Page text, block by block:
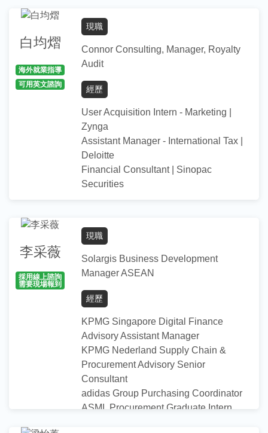
協助學生釐清職涯相關之興趣與目標
履歷表寫作指導與修改
英語面試、英文履歷諮詢
協助學生了解產業發展與職場文化
面試技巧指導與模擬演練
指導大四以上同學
Purdue University, MBA
National Chengchi University, BA
白均熠
海外就業指導
可用英文諮詢
現職
Connor Consulting, Manager, Royalty
Audit
經歷
User Acquisition Intern - Marketing |
Zynga
Assistant Manager - International Tax |
Deloitte
Financial Consultant | Sinopac
Securities
協助學生釐清職涯相關之興趣與目標
履歷表寫作指導與修改
英語面試、英文履歷諮詢
協助學生了解產業發展與職場文化
海外就業指導
Cornell Johnson Graduate School of
Management, MBA
National Chengchi University,
International Business, BBA
李采薇
採用線上諮詢
需要現場報到
現職
Solargis Business Development
Manager ASEAN
經歷
KPMG Singapore Digital Finance
Advisory Assistant Manager
KPMG Nederland Supply Chain &
Procurement Advisory Senior
Consultant
adidas Group Purchasing Coordinator
ASML Procurement Graduate Intern